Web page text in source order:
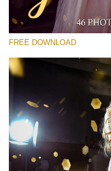
Gold Confetti
(46 Overlays)
Luxury Wedding
Large 6000*4000px
Entire Collection
(1783 Overlays)
FREE DOWNLOAD